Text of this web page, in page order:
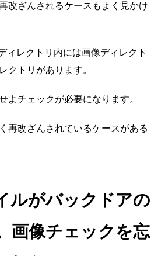
改ざんされるケースもよく見かけ
ィレクトリ内には画像ディレクト
クトリがあります。
よチェックが必要になります。
再改ざんされているケースがある
ルがバックドアの
画像チェックを忘